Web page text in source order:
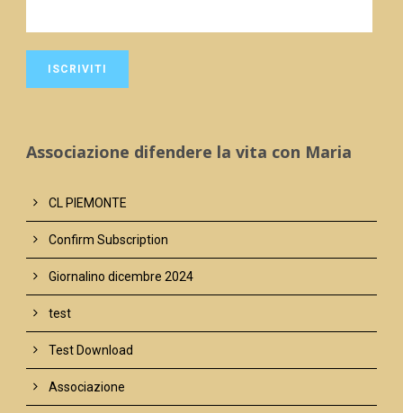
Associazione difendere la vita con Maria
CL PIEMONTE
Confirm Subscription
Giornalino dicembre 2024
test
Test Download
Associazione